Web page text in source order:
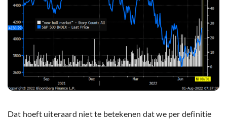
Dat hoeft uiteraard niet te betekenen dat we per definitie